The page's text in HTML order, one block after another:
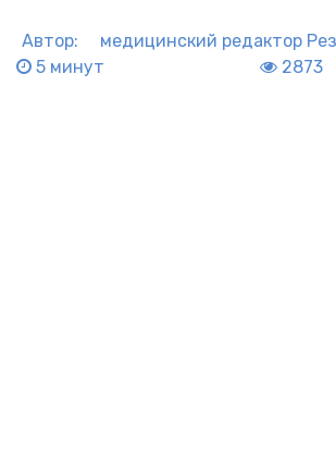
Автор: медицинский редактор
5 минут
2873